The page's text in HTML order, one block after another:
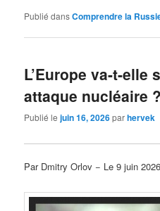
Publié dansComprendre la
L’Europe va-t-elle
attaque nucléaire ?
Publié lejuin 16, 2026parhervek
Par Dmitry Orlov − Le 9 juin